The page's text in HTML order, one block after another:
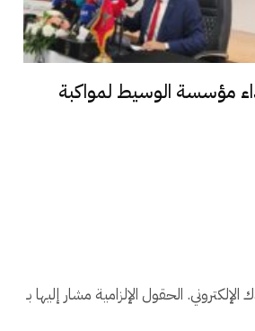
مؤسسة الوسيط لمواكبة
الحقول الإلزامية مشار إليها بـ